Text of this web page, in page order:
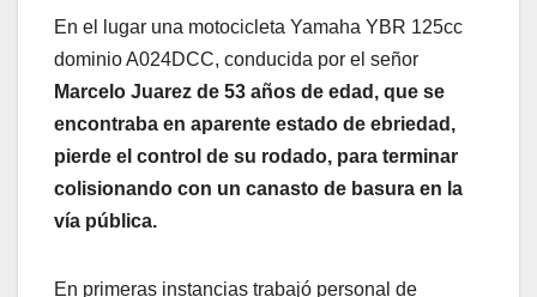
En el lugar una motocicleta Yamaha YBR 125cc
dominio A024DCC, conducida por el señor
Marcelo Juarez de 53 años de edad, que se
encontraba en aparente estado de ebriedad,
pierde el control de su rodado, para terminar
colisionando con un canasto de basura en la
vía pública.
En primeras instancias trabajó personal de